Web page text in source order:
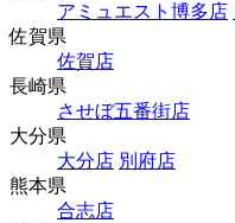
アミュエスト博多店
佐賀県
佐賀店
長崎県
させぼ五番街店
大分県
大分店 別府店
熊本県
合志店